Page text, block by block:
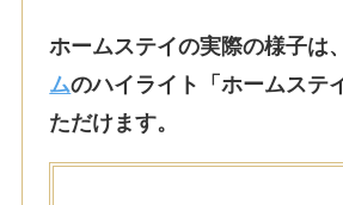
ホームステイの実際の様子は、
ムのハイライト「ホームステ
ただけます。